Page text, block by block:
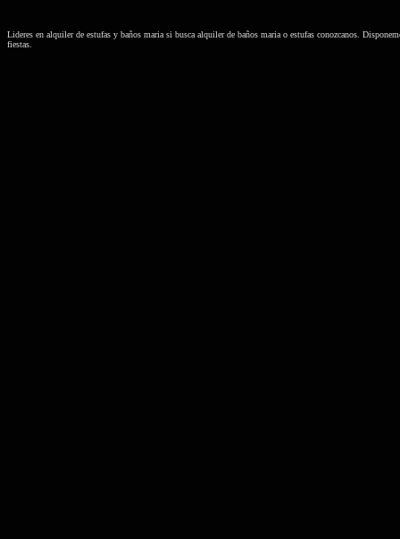
Lideres en alquiler de estufas y baños maria si busca alquiler de baños maria o estufas conozcanos.
fiestas.